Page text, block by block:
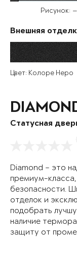
Рисунок: —
Внешняя
Цвет: Колоре Неро
Статусная
Diamond – это
премиум-
безопасности.
отделок и
подобрать
наличие
защиту от